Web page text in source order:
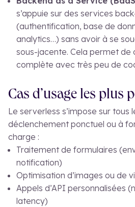
s’appuie sur des services
(authentification, base de
analytics…) sans avoir à se
sous-jacente. Cela permet de
complète avec très peu de
Cas d’usage les plus
Le serverless s’impose sur tous
déclenchement ponctuel ou à
charge :
Traitement de formulaires
notification)
Optimisation d’images ou de
Appels d’API personnalisées
latency)